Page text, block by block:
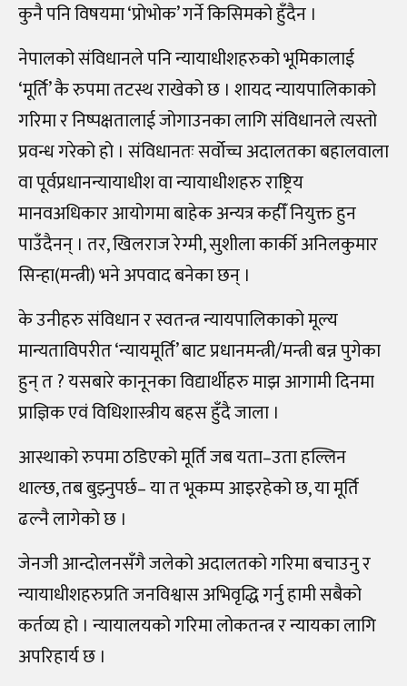
कुनै पनि विषयमा ‘प्रोभोक’ गर्ने किसिमको हुँदैन ।
नेपालको संविधानले पनि न्यायाधीशहरुको भूमिकालाई
‘मूर्ति’ कै रुपमा तटस्थ राखेको छ । शायद न्यायपालिकाको
गरिमा र निष्पक्षतालाई जोगाउनका लागि संविधानले त्यस्तो
प्रवन्ध गरेको हो । संविधानतः सर्वोच्च अदालतका बहालवाला
वा पूर्वप्रधानन्यायाधीश वा न्यायाधीशहरु राष्ट्रिय
मानवअधिकार आयोगमा बाहेक अन्यत्र कहीँ नियुक्त हुन
पाउँदैनन् । तर, खिलराज रेग्मी, सुशीला कार्की अनिलकुमार
सिन्हा(मन्त्री) भने अपवाद बनेका छन् ।
के उनीहरु संविधान र स्वतन्त्र न्यायपालिकाको मूल्य
मान्यताविपरीत ‘न्यायमूर्ति’ बाट प्रधानमन्त्री/मन्त्री बन्न पुगेका
हुन् त ? यसबारे कानूनका विद्यार्थीहरु माझ आगामी दिनमा
प्राज्ञिक एवं विधिशास्त्रीय बहस हुँदै जाला ।
आस्थाको रुपमा ठडिएको मूर्ति जब यता–उता हल्लिन
थाल्छ, तब बुझ्नुपर्छ– या त भूकम्प आइरहेको छ, या मूर्ति
ढल्नै लागेको छ ।
जेनजी आन्दोलनसँगै जलेको अदालतको गरिमा बचाउनु र
न्यायाधीशहरुप्रति जनविश्वास अभिवृद्धि गर्नु हामी सबैको
कर्तव्य हो । न्यायालयको गरिमा लोकतन्त्र र न्यायका लागि
अपरिहार्य छ ।